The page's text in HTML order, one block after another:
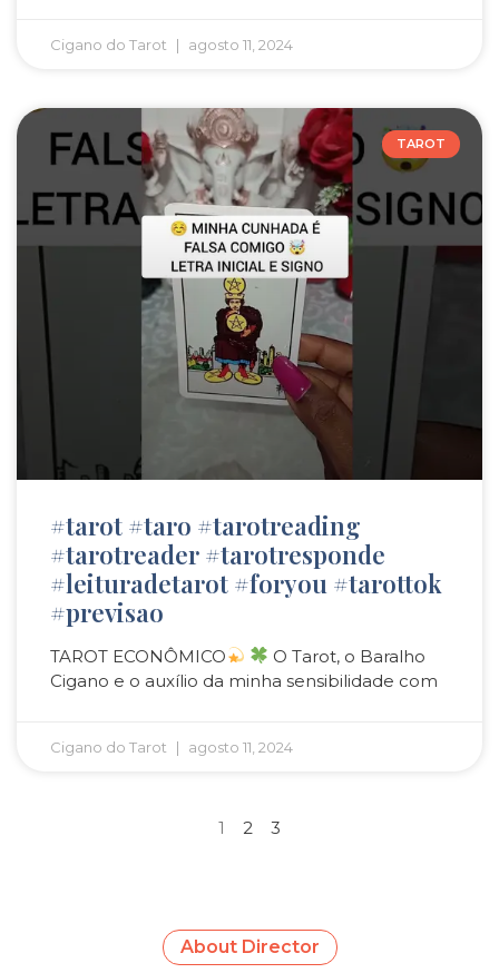
Cigano do Tarot agosto 11, 2024
TAROT
#tarot #taro #tarotreading
#tarotreader #tarotresponde
#leituradetarot #foryou #tarottok
#previsao
TAROT ECONÔMICO
O Tarot, o Baralho
Cigano e o auxílio da minha sensibilidade com
Cigano do Tarot agosto 11, 2024
1 2 3
About Director